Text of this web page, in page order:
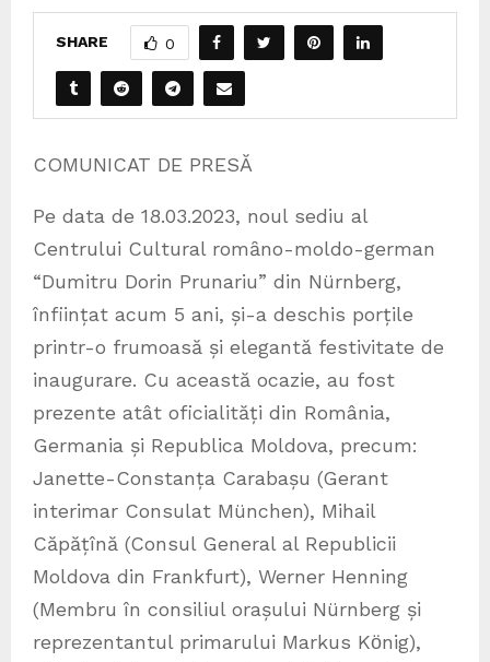
SHARE 0
COMUNICAT DE PRESĂ
Pe data de 18.03.2023, noul sediu al
Centrului Cultural romȃno-moldo-german
“Dumitru Dorin Prunariu” din Nürnberg,
înființat acum 5 ani, și-a deschis porțile
printr-o frumoasă și elegantă festivitate de
inaugurare. Cu această ocazie, au fost
prezente atât oficialități din România,
Germania și Republica Moldova, precum:
Janette-Constanța Carabașu (Gerant
interimar Consulat München), Mihail
Căpățînă (Consul General al Republicii
Moldova din Frankfurt), Werner Henning
(Membru în consiliul orașului Nürnberg și
reprezentantul primarului Markus Kӧnig),